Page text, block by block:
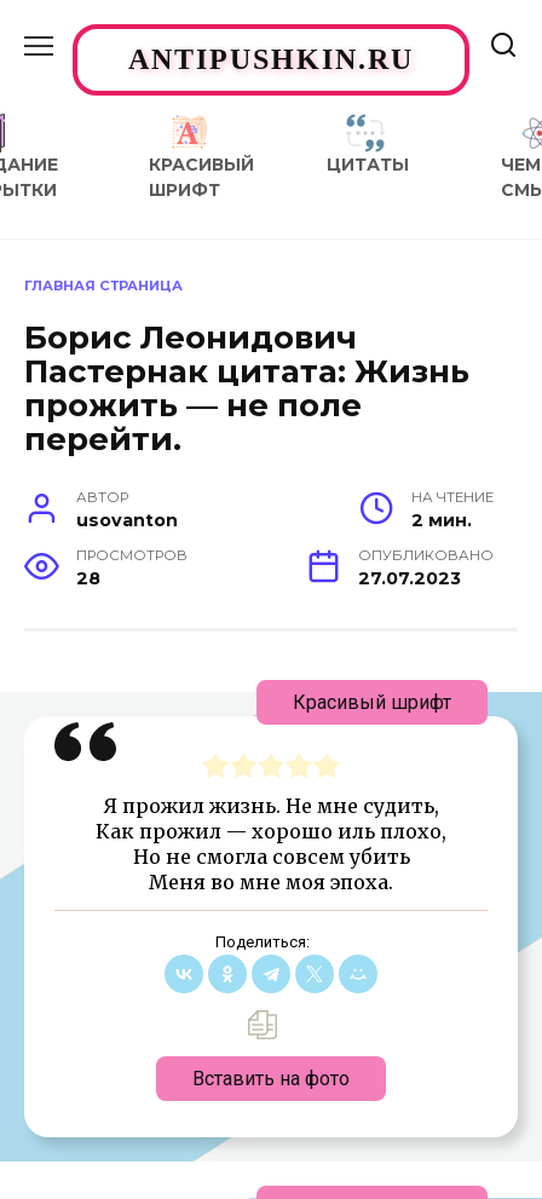
содержаниюANTIPUSHKIN.RU
КРАСИВЫЙ
ШРИФТ
ЦИТАТЫ
ЧЕМ
ГЛАВНАЯ СТРАНИЦА
Борис Леонидович
Пастернак цитата: Жизнь
прожить — не поле
перейти.
АВТОР
usovanton
НА ЧТЕНИЕ
2 мин.
ПРОСМОТРОВ
28
ОПУБЛИКОВАНО
27.07.2023
Я прожил жизнь. Не мне судить,
Как прожил — хорошо иль плохо,
Но не смогла совсем убить
Меня во мне моя эпоха.
Поделиться:
Вставить на фото
Красивый шрифт